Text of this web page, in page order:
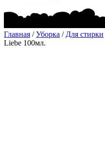
Главная /Уборка / Для стирки
Liebe 100мл.